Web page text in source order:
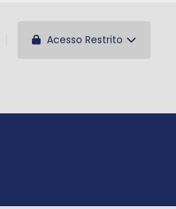
Acesso Restrito